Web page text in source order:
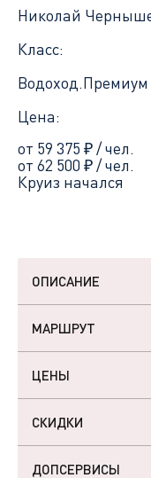
Николай
Класс:
Водоход.Премиум
Цена:
от 59 375 ₽/ чел.
от 62 500 ₽/ чел.
Круиз начался
ОПИСАНИЕ
МАРШРУТ
ЦЕНЫ
СКИДКИ
ДОПСЕРВИСЫ